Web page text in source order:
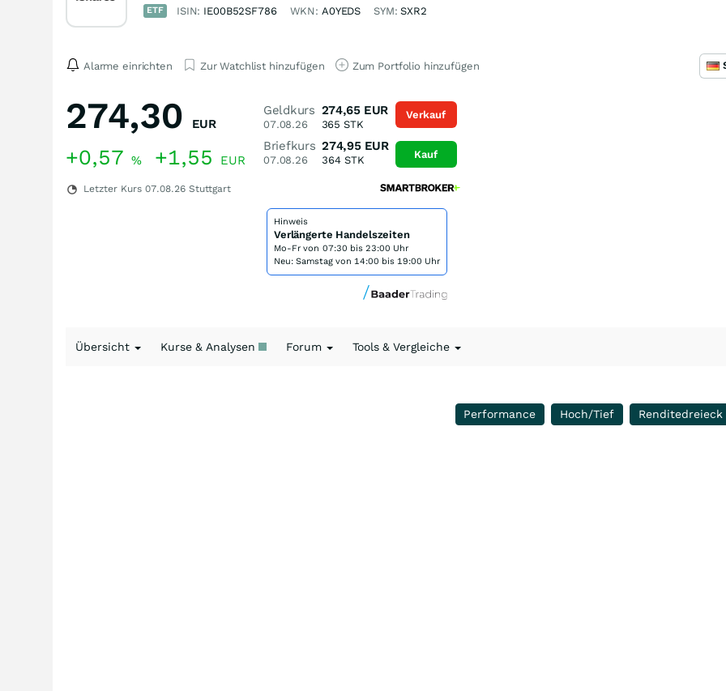
ETF ISIN: IE00B52SF786 WKN: A0YEDS SYM:SXR2
Alarme einrichten Zur Watchlist hinzufügen Zum Portfolio hinzufügen
274,30 EUR
+0,57 % +1,55 EUR
Letzter Kurs 07.08.26 Stuttgart
Geldkurs
07.08.26
274,65 EUR
365 STK
Briefkurs
07.08.26
274,95 EUR
364STK
Verkauf
Kauf
Hinweis
Verlängerte Handelszeiten
Mo-Fr von 07:30 bis 23:00 Uhr
Neu: Samstag von 14:00 bis 19:00 Uhr
Übersicht Kurse & Analysen Forum Tools & Vergleiche
Performance Hoch/Tief Renditedreieck